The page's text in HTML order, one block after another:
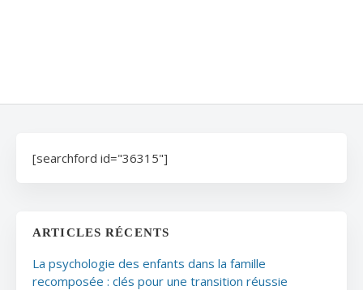
[searchford id="36315"]
ARTICLES RÉCENTS
La psychologie des enfants dans la famille
recomposée : clés pour une transition réussie